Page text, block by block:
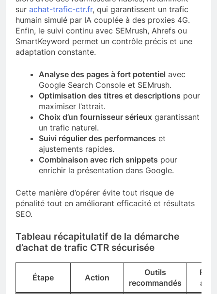
sur achat-trafic-ctr.fr, qui garantissent un trafic
humain simulé par IA couplée à des proxies 4G.
Enfin, le suivi continu avec SEMrush, Ahrefs ou
SmartKeyword permet un contrôle précis et une
adaptation constante.
Analyse des pages à fort potentiel avec
Google Search Console et SEMrush.
Optimisation des titres et descriptions pour
maximiser l’attrait.
Choix d’un fournisseur sérieux garantissant
un trafic naturel.
Suivi régulier des performances et
ajustements rapides.
Combinaison avec rich snippets pour
enrichir la présentation dans Google.
Cette manière d’opérer évite tout risque de
pénalité tout en améliorant efficacité et résultats
SEO.
Tableau récapitulatif de la démarche
d’achat de trafic CTR sécurisée
Étape Action
Outils
recommandés